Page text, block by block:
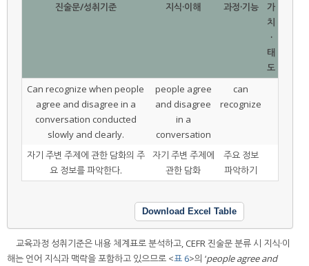
진술문/성취기준 지식·이해 과정·기능
가
치
·
태
도
Can recognize when people
agree and disagree in a
conversation conducted
slowly and clearly.
people agree
and disagree
in a
conversation
can
recognize
자기 주변 주제에 관한 담화의 주
요 정보를 파악한다.
자기 주변 주제에
관한 담화
주요 정보
파악하기
Download Excel Table
교육과정 성취기준은 내용 체계표로 분석하고, CEFR 진술문 분류 시 지식·이
해는 언어 지식과 맥락을 포함하고 있으므로 <표 6>의 ‘people agree and